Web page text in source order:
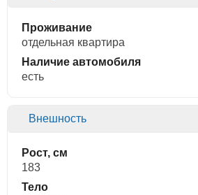
Проживание
отдельная квартира
Наличие автомобиля
есть
Внешность
Рост, см
183
Тело